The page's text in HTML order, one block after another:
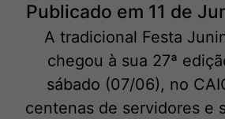
Publicado em 11 de
A tradicional Festa
chegou à sua 27ª
sábado (07/06), no
centenas de servidores e